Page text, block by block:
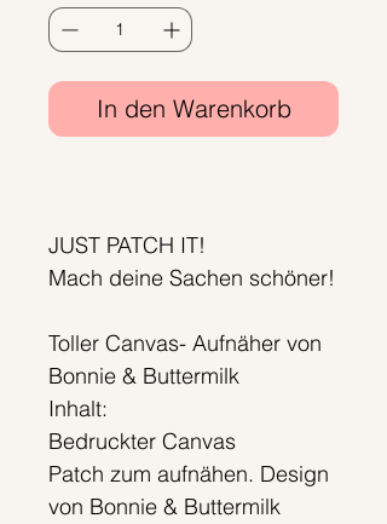
In den Warenkorb
JUST PATCH IT!
Mach deine Sachen schöner!
Toller Canvas- Aufnäher von
Bonnie & Buttermilk
Inhalt:
Bedruckter Canvas
Patch zum aufnähen. Design
von Bonnie & Buttermilk